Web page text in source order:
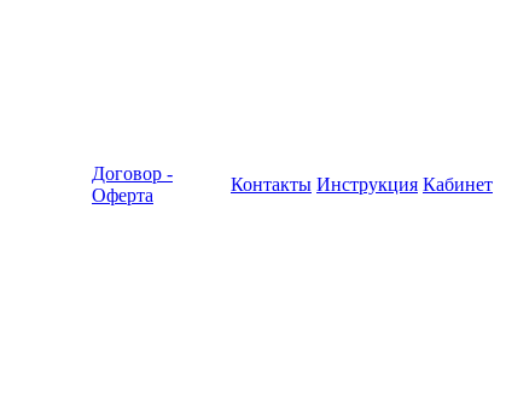
Договор -
Оферта
Контакты Инструкция Кабинет